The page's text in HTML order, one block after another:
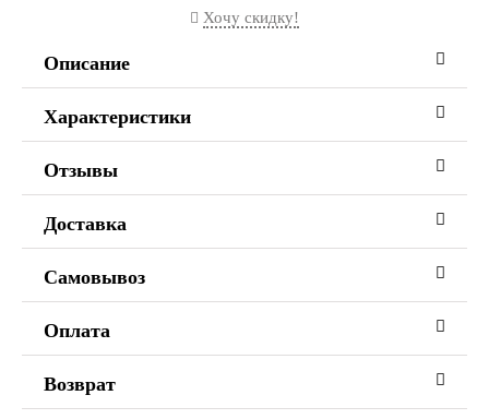
Хочу скидку!
Описание
Характеристики
Отзывы
Доставка
Самовывоз
Оплата
Возврат